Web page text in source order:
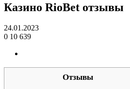
Казино RioBet отзывы
24.01.2023
0 10 639
Отзывы